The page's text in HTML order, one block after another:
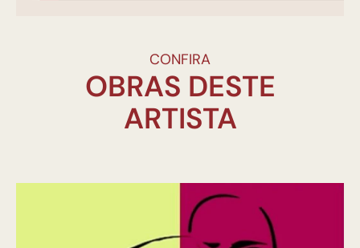
CONFIRA
OBRAS DESTE
ARTISTA